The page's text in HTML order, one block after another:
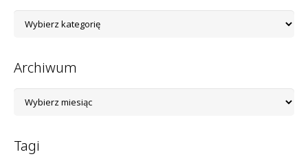
kategorii
Archiwum
Tagi